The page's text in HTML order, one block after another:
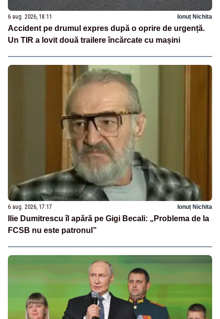
6 aug. 2026, 18:11 Ionuț Nichita
Accident pe drumul expres după o oprire de urgență.
Un TIR a lovit două trailere încărcate cu mașini
6 aug. 2026, 17:17 Ionuț Nichita
Ilie Dumitrescu îl apără pe Gigi Becali: „Problema de la
FCSB nu este patronul”